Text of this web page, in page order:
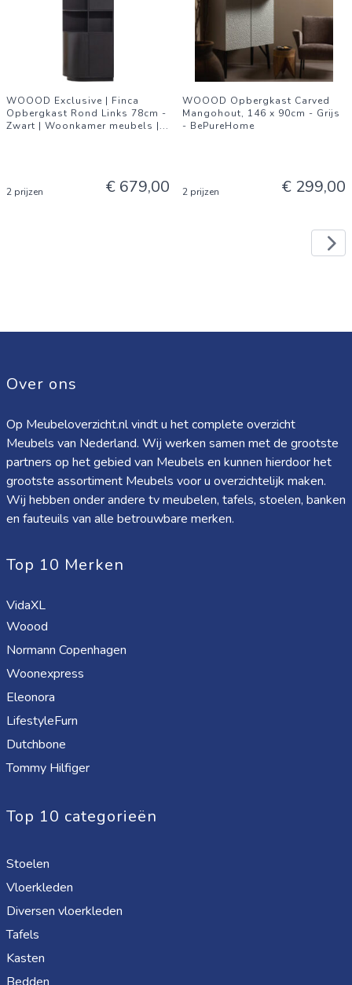
WOOOD Exclusive | Finca
Opbergkast Rond Links 78cm -
Zwart | Woonkamer meubels |...
2 prijzen € 679,00
WOOOD Opbergkast Carved
Mangohout, 146 x 90cm - Grijs
- BePureHome
2 prijzen € 299,00
Over ons
Op Meubeloverzicht.nl vindt u het complete overzicht
Meubels van Nederland. Wij werken samen met de grootste
partners op het gebied van Meubels en kunnen hierdoor het
grootste assortiment Meubels voor u overzichtelijk maken.
Wij hebben onder andere tv meubelen, tafels, stoelen, banken
en fauteuils van alle betrouwbare merken.
Top 10 Merken
VidaXL
Woood
Normann Copenhagen
Woonexpress
Eleonora
LifestyleFurn
Dutchbone
Tommy Hilfiger
Top 10 categorieën
Stoelen
Vloerkleden
Diversen vloerkleden
Tafels
Kasten